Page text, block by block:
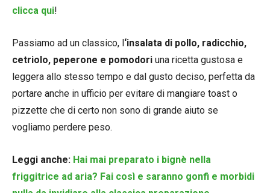
clicca qui!
Passiamo ad un classico, l‘insalata di pollo, radicchio,
cetriolo, peperone e pomodori una ricetta gustosa e
leggera allo stesso tempo e dal gusto deciso, perfetta da
portare anche in ufficio per evitare di mangiare toast o
pizzette che di certo non sono di grande aiuto se
vogliamo perdere peso.
Leggi anche: Hai mai preparato i bignè nella
friggitrice ad aria? Fai così e saranno gonfi e morbidi